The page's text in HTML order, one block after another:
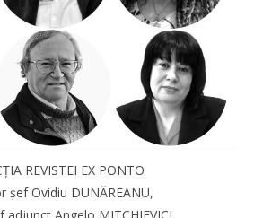
REVISTEI EX PONTO
șef Ovidiu DUNĂREANU,